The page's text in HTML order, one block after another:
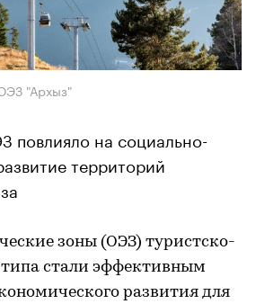
"Архыз"
повлияло на социально-
территорий
зоны (ОЭЗ) туристско-
стали эффективным
развития для